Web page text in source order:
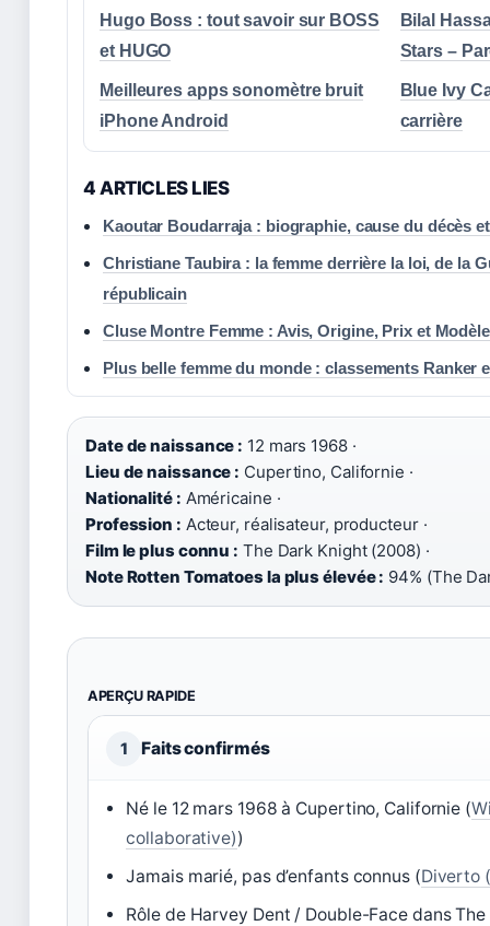
Hugo Boss : tout savoir sur BOSS
et HUGO
Bilal
Stars –
Meilleures apps sonomètre bruit
iPhone Android
Blue Ivy
carrière
4 ARTICLES LIES
Kaoutar Boudarraja : biographie, cause du décès
Christiane Taubira : la femme derrière la loi, de la
républicain
Cluse Montre Femme : Avis, Origine, Prix et
Plus belle femme du monde : classements Ranker
Date de naissance : 12 mars 1968 ·
Lieu de naissance : Cupertino, Californie ·
Nationalité : Américaine ·
Profession : Acteur, réalisateur, producteur ·
Film le plus connu : The Dark Knight (2008) ·
Note Rotten Tomatoes la plus élevée : 94% (The
APERÇU RAPIDE
1 Faits confirmés
Né le 12 mars 1968 à Cupertino, Californie (
collaborative))
Jamais marié, pas d’enfants connus (Diverto
Rôle de Harvey Dent / Double-Face dans